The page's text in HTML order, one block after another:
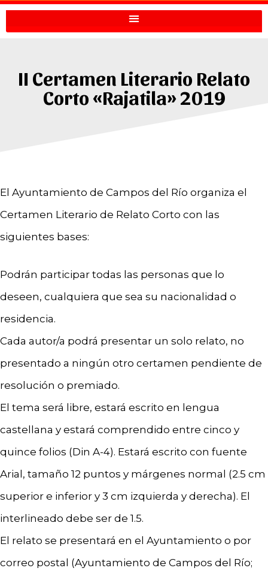
II Certamen Literario Relato
Corto «Rajatila» 2019
El Ayuntamiento de Campos del Río organiza el
Certamen Literario de Relato Corto con las
siguientes bases:
Podrán participar todas las personas que lo
deseen, cualquiera que sea su nacionalidad o
residencia.
Cada autor/a podrá presentar un solo relato, no
presentado a ningún otro certamen pendiente de
resolución o premiado.
El tema será libre, estará escrito en lengua
castellana y estará comprendido entre cinco y
quince folios (Din A-4). Estará escrito con fuente
Arial, tamaño 12 puntos y márgenes normal (2.5 cm
superior e inferior y 3 cm izquierda y derecha). El
interlineado debe ser de 1.5.
El relato se presentará en el Ayuntamiento o por
correo postal (Ayuntamiento de Campos del Río;